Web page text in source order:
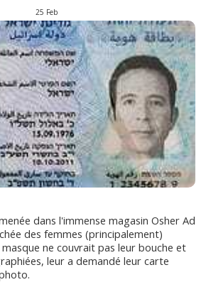
25 Feb
dans l'immense magasin Osher Ad
des femmes (principalement)
ne couvrait pas leur bouche et
leur a demandé leur carte